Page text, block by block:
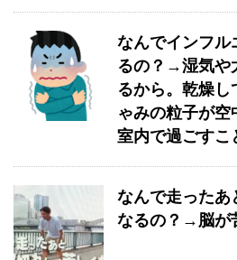
なんでインフル
るの？→湿気や
るから。乾燥し
ゃみの粒子が空
室内で過ごすこ
なんで走ったあ
なるの？→脳が